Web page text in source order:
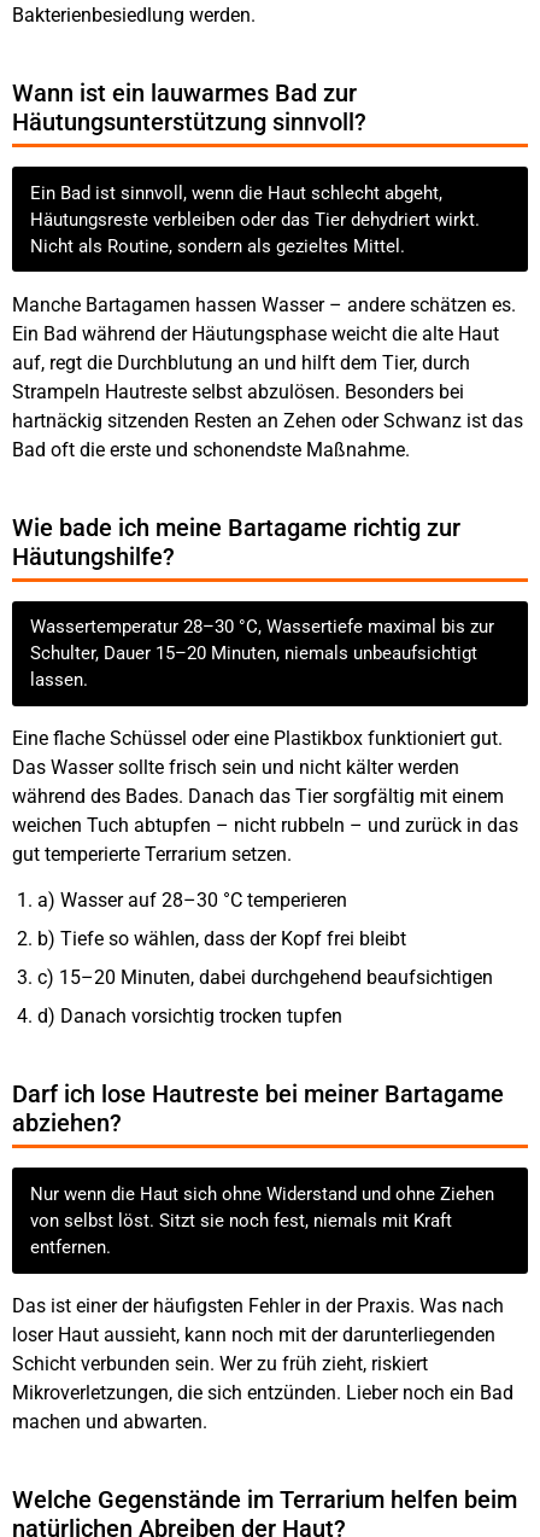
Bakterienbesiedlung werden.
Wann ist ein lauwarmes Bad zur
Häutungsunterstützung sinnvoll?
Ein Bad ist sinnvoll, wenn die Haut schlecht abgeht,
Häutungsreste verbleiben oder das Tier dehydriert wirkt.
Nicht als Routine, sondern als gezieltes Mittel.
Manche Bartagamen hassen Wasser – andere schätzen es.
Ein Bad während der Häutungsphase weicht die alte Haut
auf, regt die Durchblutung an und hilft dem Tier, durch
Strampeln Hautreste selbst abzulösen. Besonders bei
hartnäckig sitzenden Resten an Zehen oder Schwanz ist das
Bad oft die erste und schonendste Maßnahme.
Wie bade ich meine Bartagame richtig zur
Häutungshilfe?
Wassertemperatur 28–30 °C, Wassertiefe maximal bis zur
Schulter, Dauer 15–20 Minuten, niemals unbeaufsichtigt
lassen.
Eine flache Schüssel oder eine Plastikbox funktioniert gut.
Das Wasser sollte frisch sein und nicht kälter werden
während des Bades. Danach das Tier sorgfältig mit einem
weichen Tuch abtupfen – nicht rubbeln – und zurück in das
gut temperierte Terrarium setzen.
a) Wasser auf 28–30 °C temperieren
b) Tiefe so wählen, dass der Kopf frei bleibt
c) 15–20 Minuten, dabei durchgehend beaufsichtigen
d) Danach vorsichtig trocken tupfen
Darf ich lose Hautreste bei meiner Bartagame
abziehen?
Nur wenn die Haut sich ohne Widerstand und ohne Ziehen
von selbst löst. Sitzt sie noch fest, niemals mit Kraft
entfernen.
Das ist einer der häufigsten Fehler in der Praxis. Was nach
loser Haut aussieht, kann noch mit der darunterliegenden
Schicht verbunden sein. Wer zu früh zieht, riskiert
Mikroverletzungen, die sich entzünden. Lieber noch ein Bad
machen und abwarten.
Welche Gegenstände im Terrarium helfen beim
natürlichen Abreiben der Haut?